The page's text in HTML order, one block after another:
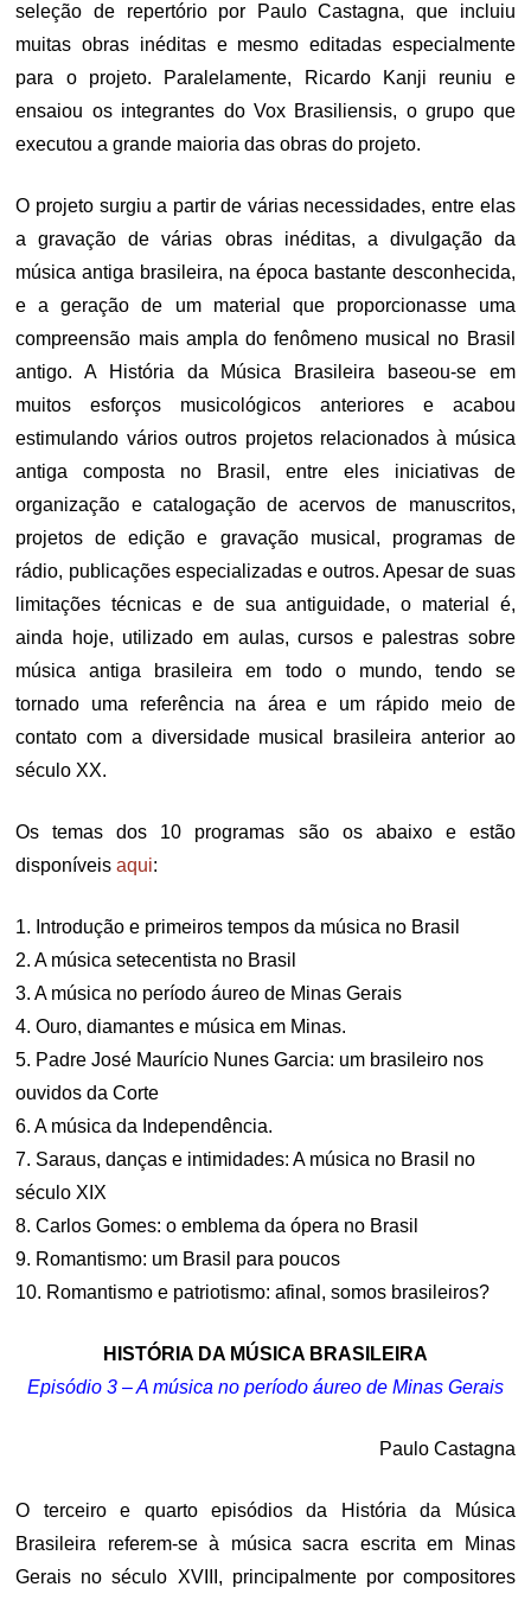
seleção de repertório por Paulo Castagna, que incluiu
muitas obras inéditas e mesmo editadas especialmente
para o projeto. Paralelamente, Ricardo Kanji reuniu e
ensaiou os integrantes do Vox Brasiliensis, o grupo que
executou a grande maioria das obras do projeto.
O projeto surgiu a partir de várias necessidades, entre elas
a gravação de várias obras inéditas, a divulgação da
música antiga brasileira, na época bastante desconhecida,
e a geração de um material que proporcionasse uma
compreensão mais ampla do fenômeno musical no Brasil
antigo. A História da Música Brasileira baseou-se em
muitos esforços musicológicos anteriores e acabou
estimulando vários outros projetos relacionados à música
antiga composta no Brasil, entre eles iniciativas de
organização e catalogação de acervos de manuscritos,
projetos de edição e gravação musical, programas de
rádio, publicações especializadas e outros. Apesar de suas
limitações técnicas e de sua antiguidade, o material é,
ainda hoje, utilizado em aulas, cursos e palestras sobre
música antiga brasileira em todo o mundo, tendo se
tornado uma referência na área e um rápido meio de
contato com a diversidade musical brasileira anterior ao
século XX.
Os temas dos 10 programas são os abaixo e estão
disponíveisaqui:
1. Introdução e primeiros tempos da música no Brasil
2. A música setecentista no Brasil
3. A música no período áureo de Minas Gerais
4. Ouro, diamantes e música em Minas.
5. Padre José Maurício Nunes Garcia: um brasileiro nos
ouvidos da Corte
6. A música da Independência.
7. Saraus, danças e intimidades: A música no Brasil no
século XIX
8. Carlos Gomes: o emblema da ópera no Brasil
9. Romantismo: um Brasil para poucos
10. Romantismo e patriotismo: afinal, somos brasileiros?
HISTÓRIA DA MÚSICA BRASILEIRA
Episódio 3 – A música no período áureo de Minas Gerais
Paulo Castagna
O terceiro e quarto episódios da História da Música
Brasileira referem-se à música sacra escrita em Minas
Gerais no século XVIII, principalmente por compositores